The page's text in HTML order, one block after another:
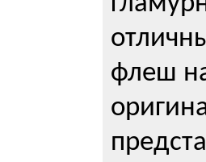
флеш